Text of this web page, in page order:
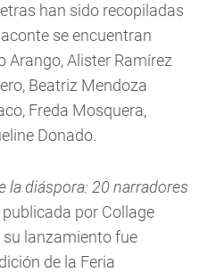
han sido recopiladas
se encuentran
Arango, Alister Ramírez
Beatriz Mendoza
Freda Mosquera,
Donado.
la diáspora: 20 narradores
por Collage
su lanzamiento fue
de la Feria